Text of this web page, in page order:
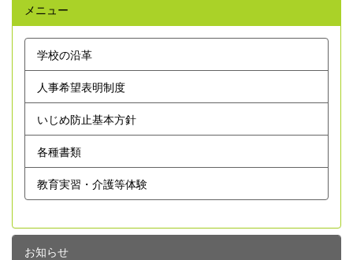
メニュー
学校の沿革
人事希望表明制度
いじめ防止基本方針
各種書類
教育実習・介護等体験
お知らせ